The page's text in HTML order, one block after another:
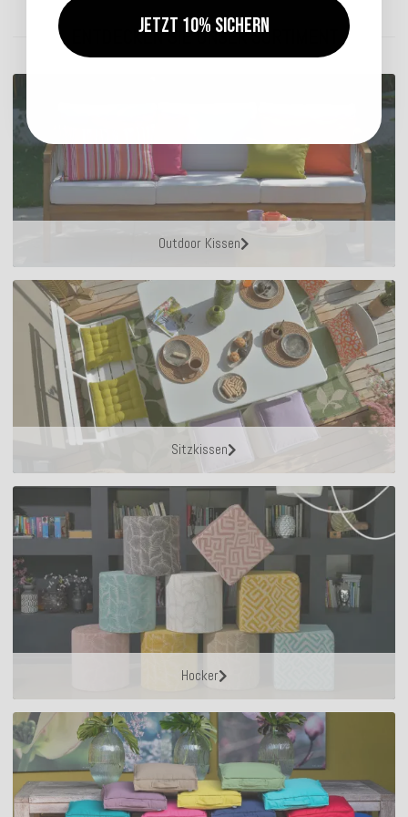
ENTDECKEN SIE UNSER SORTIMENT
Outdoor Kissen
Sitzkissen
Hocker
Jetzt 10% sichern